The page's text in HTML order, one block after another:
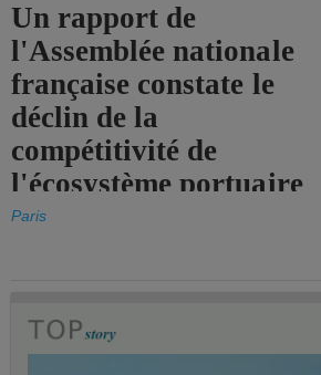
Un rapport de
l'Assemblée nationale
française constate le
déclin de la
compétitivité de
l'écosystème portuaire
de l'État.
Paris